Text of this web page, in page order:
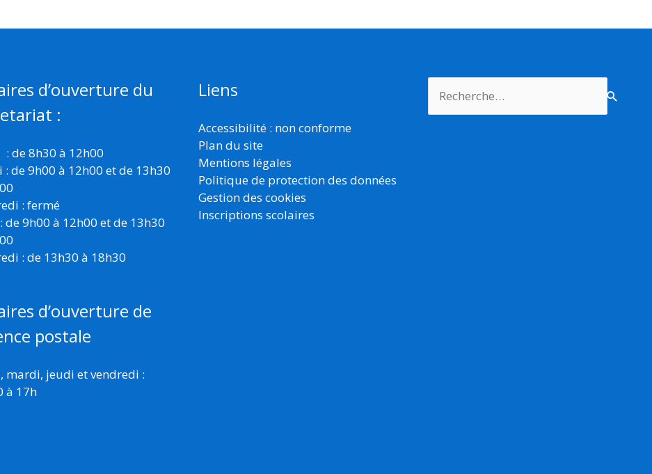
d’ouverture du
:
de 8h30 à 12h00
de 9h00 à 12h00 et de 13h30
: fermé
de 9h00 à 12h00 et de 13h30
: de 13h30 à 18h30
d’ouverture de
postale
mardi, jeudi et vendredi :
à 17h
Liens
Accessibilité : non conforme
Plan du site
Mentions légales
Politique de protection des données
Gestion des cookies
Inscriptions scolaires